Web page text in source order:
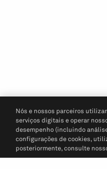
Nós e nossos parceiros
serviços digitais e operar
desempenho (incluindo
configurações de cookies,
posteriormente, consulte